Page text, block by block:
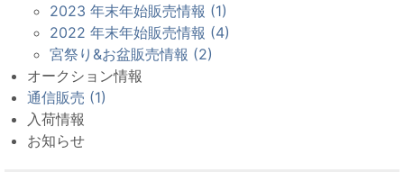
2023 年末年始販売情報 (1)
2022 年末年始販売情報 (4)
宮祭り&お盆販売情報 (2)
オークション情報
通信販売 (1)
入荷情報
お知らせ